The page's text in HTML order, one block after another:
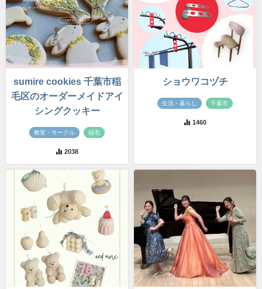
sumire cookies 千葉市稲
毛区のオーダーメイドアイ
シングクッキー
教室・サークル 稲毛
2038
ショウワコヅチ
生活・暮らし 千葉市
1460